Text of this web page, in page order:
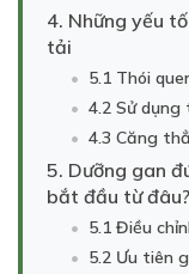
4. Những yếu
tải
5.1 Thói
4.2 Sử
4.3 Căng
5. Dưỡng gan
bắt đầu từ đâu?
5.1 Điều
5.2 Ưu tiên